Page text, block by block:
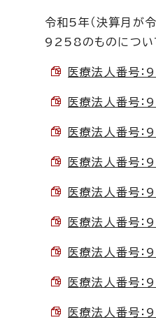
令和5年（決算月が
9258のものについ
医療法人番号
医療法人番号
医療法人番号
医療法人番号
医療法人番号
医療法人番号
医療法人番号
医療法人番号
医療法人番号